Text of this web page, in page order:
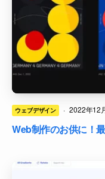
ウェブデザイン · 2022年12
Web制作のお供に！